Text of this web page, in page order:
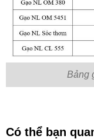
Bảng
Có thể bạn